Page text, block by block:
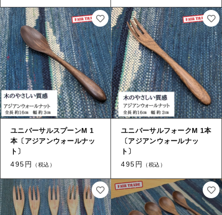
ユニバーサルスプーンM 1
本〔アジアンウォールナッ
ト〕
495円
（税込）
ユニバーサルフォークM 1本
〔アジアンウォールナッ
ト〕
495円
（税込）
国産［奥会津］かごバッグ
カトラリー/食器
ソーラーランタン（クリーンエネルギー）
ファッション
布ナプキン
雑貨
ラリーキルト
キリム
ギフトラッピング
その他
国産［奥会津］かごバッグ
カトラリー/食器
ソーラーランタン（クリーンエネルギー）
ファッション
布ナプキン
キリム
その他
在庫あり セール
並び順